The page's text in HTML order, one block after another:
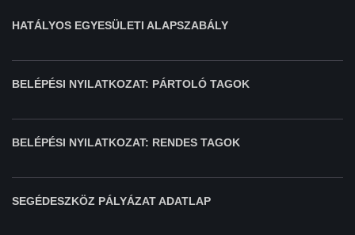
HATÁLYOS EGYESÜLETI ALAPSZABÁLY
BELÉPÉSI NYILATKOZAT: PÁRTOLÓ TAGOK
BELÉPÉSI NYILATKOZAT: RENDES TAGOK
SEGÉDESZKÖZ PÁLYÁZAT ADATLAP